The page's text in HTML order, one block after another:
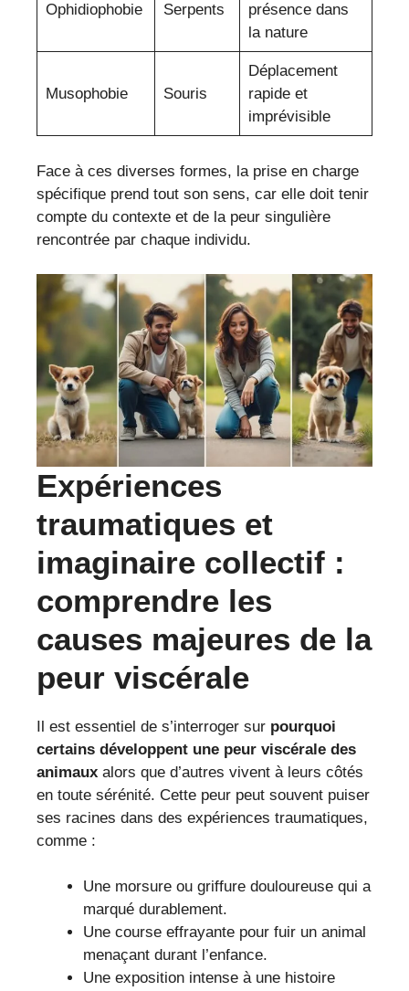
Ophidiophobie Serpents
présence dans
la nature
Musophobie Souris
Déplacement
rapide et
imprévisible
Face à ces diverses formes, la prise en charge
spécifique prend tout son sens, car elle doit tenir
compte du contexte et de la peur singulière
rencontrée par chaque individu.
Expériences
traumatiques et
imaginaire collectif :
comprendre les
causes majeures de la
peur viscérale
Il est essentiel de s’interroger sur pourquoi
certains développent une peur viscérale des
animaux alors que d’autres vivent à leurs côtés
en toute sérénité. Cette peur peut souvent puiser
ses racines dans des expériences traumatiques,
comme :
Une morsure ou griffure douloureuse qui a
marqué durablement.
Une course effrayante pour fuir un animal
menaçant durant l’enfance.
Une exposition intense à une histoire